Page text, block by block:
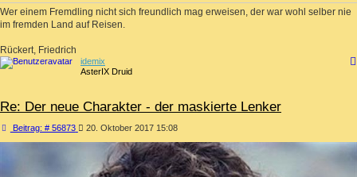
Wer einem Fremdling nicht sich freundlich mag erweisen, der war wohl selber nie
im fremden Land auf Reisen.
Rückert, Friedrich
idemix
AsterIX Druid
Re: Der neue Charakter - der maskierte Lenker
Beitrag: # 56873Beitrag
20. Oktober 2017 15:08